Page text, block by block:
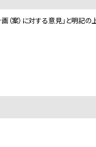
案）に対する意見」と明記